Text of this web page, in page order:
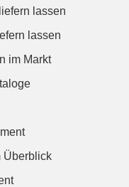
lassen
lassen
im Markt
Überblick